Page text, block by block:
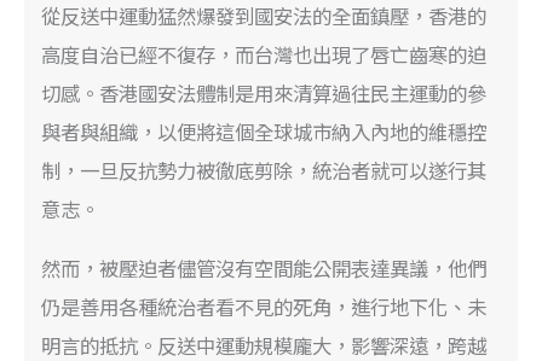
從反送中運動猛然爆發到國安法的全面鎮壓，香港的
高度自治已經不復存，而台灣也出現了唇亡齒寒的迫
切感。香港國安法體制是用來清算過往民主運動的參
與者與組織，以便將這個全球城市納入內地的維穩控
制，一旦反抗勢力被徹底剪除，統治者就可以遂行其
意志。
然而，被壓迫者儘管沒有空間能公開表達異議，他們
仍是善用各種統治者看不見的死角，進行地下化、未
明言的抵抗。反送中運動規模龐大，影響深遠，跨越